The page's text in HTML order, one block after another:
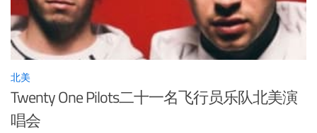
北美
Twenty One Pilots二十一名飞行员乐队北美演
唱会